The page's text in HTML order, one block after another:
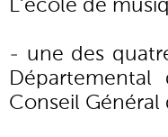
- une des
Conseil Général